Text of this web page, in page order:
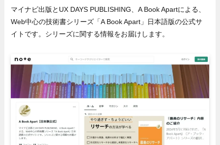
マイナビ出版とUX DAYS PUBLISHING、A Book Apartによる、
Web中心の技術書シリーズ「A Book Apart」日本語版の公式サ
イトです。シリーズに関する情報をお届けします。